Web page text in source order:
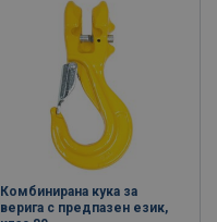
Комбинирана кука за
верига с предпазен език,